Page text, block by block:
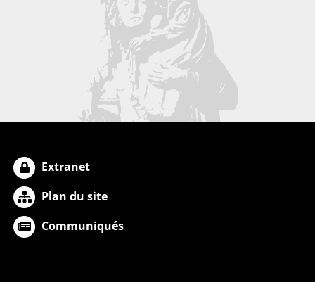
Extranet
Plan du site
Communiqués